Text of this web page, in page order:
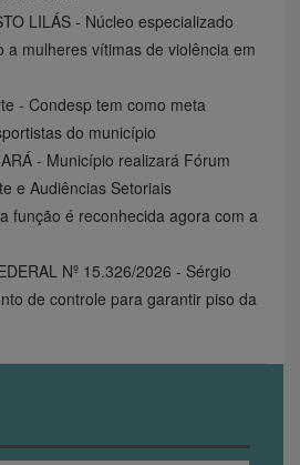
LILÁS - Núcleo especializado
a mulheres vítimas de violência em
- Condesp tem como meta
do município
- Município realizará Fórum
e Audiências Setoriais
função é reconhecida agora com a
Nº 15.326/2026 - Sérgio
de controle para garantir piso da